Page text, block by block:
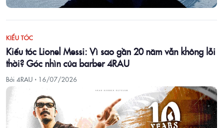
KIỂU TÓC
Kiểu tóc Lionel Messi: Vì sao gần 20 năm vẫn không lỗi
thời? Góc nhìn của barber 4RAU
Bởi 4RAU · 16/07/2026